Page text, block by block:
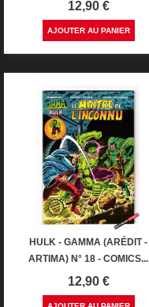
Prix
12,90 €
AJOUTER AU PANIER
HULK - GAMMA (ARÉDIT -
ARTIMA) N° 18 - COMICS...
Prix
12,90 €